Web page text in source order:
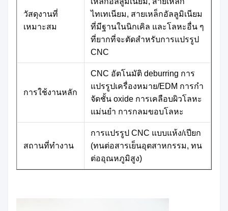
วัสดุงานที่
เหมาะสม
ไทเทเนียม, สายเหล็กอัลลูมิเนียม
ที่มีฐานในนิกเคิล และโลหะอื่น ๆ
ที่ยากที่จะตัดสําหรับการแปรรูป
CNC
การใช้งานหลัก
CNC อัตโนมัติ deburring การ
แปรรูปเครื่องหมาย/EDM การกํา
จัดชั้น oxide การเคลือบผิวโลหะ
แม่นยํา การกลมขอบโลหะ
สถานที่ทํางาน
การแปรรูป CNC แบบแห้ง/เปียก
(ทนต่อสารเย็นอุตสาหกรรม, ทน
ต่ออุณหภูมิสูง)